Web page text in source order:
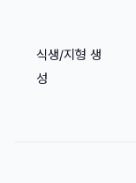
식생/지형 생
성